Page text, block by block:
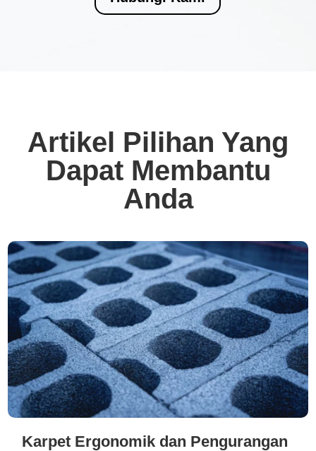
Artikel Pilihan Yang
Dapat Membantu
Anda
Karpet Ergonomik dan Pengurangan